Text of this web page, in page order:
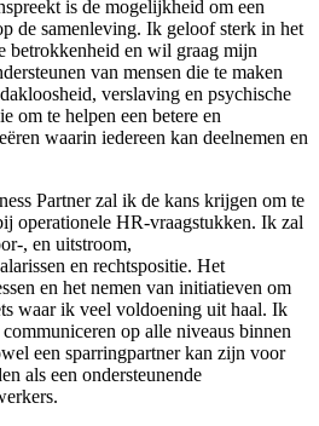
is de mogelijkheid om een
de samenleving. Ik geloof sterk in het
betrokkenheid en wil graag mijn
van mensen die te maken
verslaving en psychische
om te helpen een betere en
waarin iedereen kan deelnemen en
Partner zal ik de kans krijgen om te
operationele HR-vraagstukken. Ik zal
, en uitstroom,
en rechtspositie. Het
en het nemen van initiatieven om
waar ik veel voldoening uit haal. Ik
op alle niveaus binnen
een sparringpartner kan zijn voor
als een ondersteunende